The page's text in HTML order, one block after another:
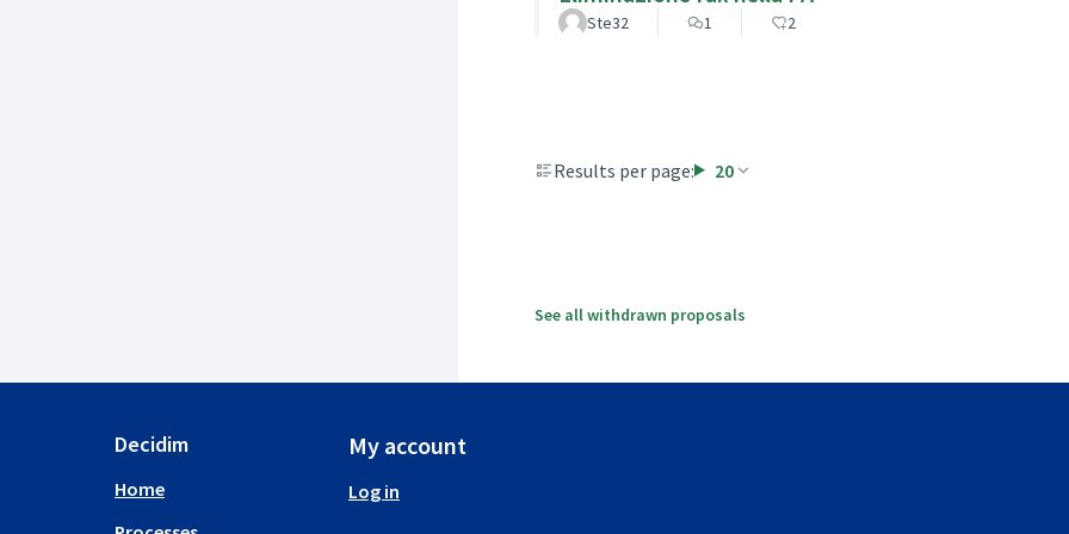
Ste32 1 2
Results per page: 20
See all withdrawn proposals
Decidim
Home
My account
Log in